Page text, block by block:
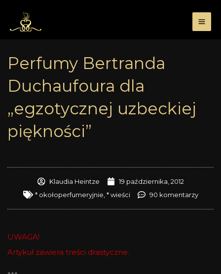
treści
Perfumy Bertranda
Duchaufoura dla
„egzotycznej uzbeckiej
piękności”
Klaudia Heintze
19 października, 2012
* okołoperfumeryjnie * wieści 90 komentarzy
UWAGA!
Artykuł zawiera treści drastyczne.